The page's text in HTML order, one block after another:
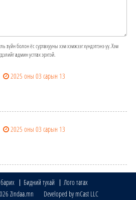
зүйн болон ёс суртахууны хэм хэмжээг хүндэтгэнэ үү. Хэм
админ устгах эрхтэй.
2025 оны 03 сарын 13
2025 оны 03 сарын 13
Бидний тухай
Лого татах
Zindaa.mn Developed by mCast LLC